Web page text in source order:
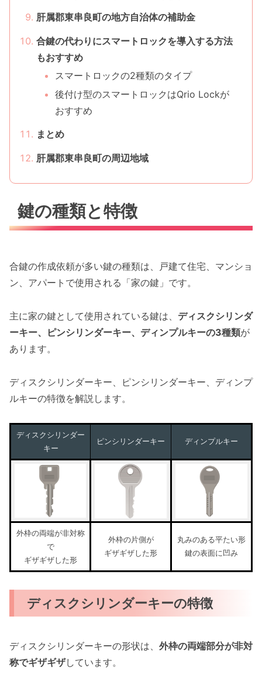
肝属郡東串良町の地方自治体の補助金
合鍵の代わりにスマートロックを導入する方法
もおすすめ
スマートロックの2種類のタイプ
後付け型のスマートロックはQrio Lockが
おすすめ
まとめ
肝属郡東串良町の周辺地域
鍵の種類と特徴
合鍵の作成依頼が多い鍵の種類は、戸建て住宅、マンショ
ン、アパートで使用される「家の鍵」です。
主に家の鍵として使用されている鍵は、 ディスクシリンダ
ーキー、ピンシリンダーキー、ディンプルキーの3種類が
あります。
ディスクシリンダーキー、ピンシリンダーキー、ディンプ
ルキーの特徴を解説します。
ディスクシリンダー
キー
ピンシリンダーキー ディンプルキー
外枠の両端が非対称
で
ギザギザした形
外枠の片側が
ギザギザした形
丸みのある平たい形
鍵の表面に凹み
ディスクシリンダーキーの特徴
ディスクシリンダーキーの形状は、 外枠の両端部分が非対
称でギザギザしています。